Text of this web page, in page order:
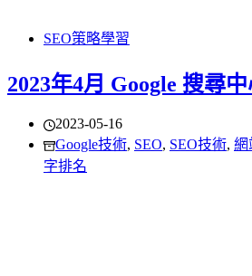
SEO策略學習
2023年4月 Google 搜尋
2023-05-16
Google技術, SEO, SEO技術, 網
字排名